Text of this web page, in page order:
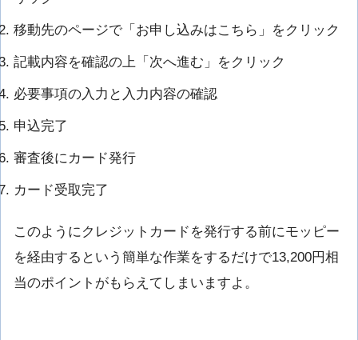
移動先のページで「お申し込みはこちら」をクリック
記載内容を確認の上「次へ進む」をクリック
必要事項の入力と入力内容の確認
申込完了
審査後にカード発行
カード受取完了
このようにクレジットカードを発行する前にモッピー
を経由するという簡単な作業をするだけで13,200円相
当のポイントがもらえてしまいますよ。